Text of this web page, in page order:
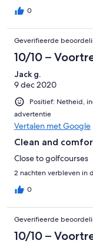
0
Geverifieerde
10/10 –
Jack g.
9 dec 2020
Positief: Netheid,
advertentie
Vertalen met Google
Clean and
Close to golfcourses
2 nachten verbleven in
0
Geverifieerde
10/10 –